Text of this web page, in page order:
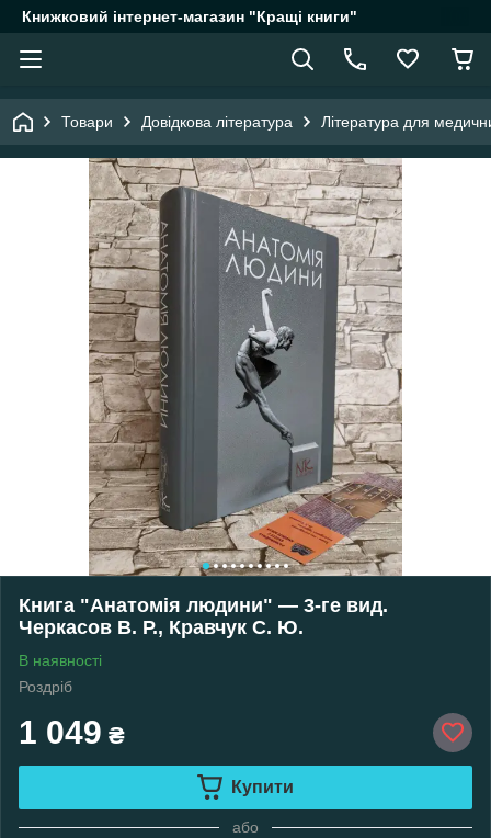
Книжковий інтернет-магазин "Кращі книги"
Товари Довідкова література Література для
Книга "Анатомія людини" — 3-ге вид.
Черкасов В. Р., Кравчук С. Ю.
В наявності
Роздріб
1 049 ₴
Купити
або